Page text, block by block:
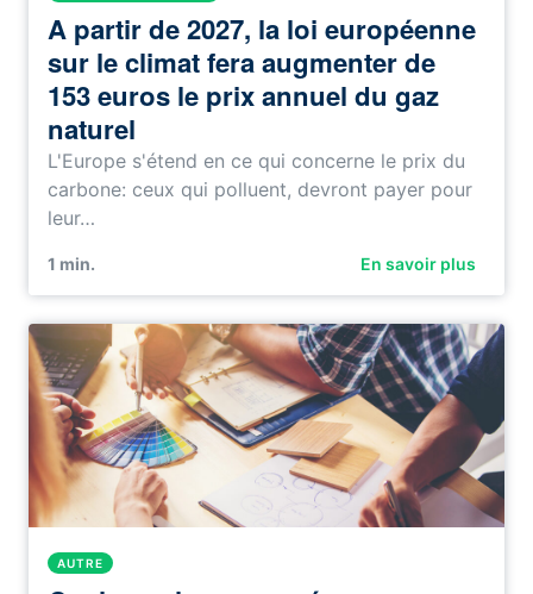
A partir de 2027, la loi européenne
sur le climat fera augmenter de
153 euros le prix annuel du gaz
naturel
L'Europe s'étend en ce qui concerne le prix du
carbone: ceux qui polluent, devront payer pour
leur…
1 min. En savoir plus
AUTRE